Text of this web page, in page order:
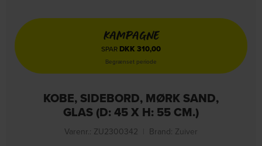
KAMPAGNE
SPAR DKK 310,00
Begrænset periode
KOBE, SIDEBORD, MØRK SAND,
GLAS (D: 45 X H: 55 CM.)
Varenr.: ZU2300342 Brand: Zuiver